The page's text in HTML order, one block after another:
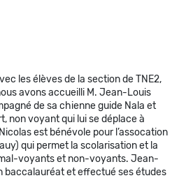
les élèves de la section de TNE2,
avons accueilli M. Jean-Louis
de sa chienne guide Nala et
non voyant qui lui se déplace à
est bénévole pour l’assocation
qui permet la scolarisation et la
voyants et non-voyants. Jean-
baccalauréat et effectué ses études